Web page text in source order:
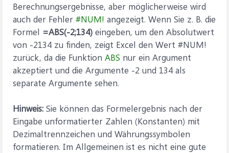
Berechnungsergebnisse, aber möglicherweise wird
auch der Fehler #NUM! angezeigt. Wenn Sie z. B. die
Formel =ABS(-2;134) eingeben, um den Absolutwert
von -2134 zu finden, zeigt Excel den Wert #NUM!
zurück, da die Funktion ABS nur ein Argument
akzeptiert und die Argumente -2 und 134 als
separate Argumente sehen.
Hinweis: Sie können das Formelergebnis nach der
Eingabe unformatierter Zahlen (Konstanten) mit
Dezimaltrennzeichen und Währungssymbolen
formatieren. Im Allgemeinen ist es nicht eine gute